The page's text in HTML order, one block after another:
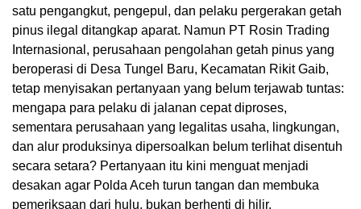
satu pengangkut, pengepul, dan pelaku pergerakan getah
pinus ilegal ditangkap aparat. Namun PT Rosin Trading
Internasional, perusahaan pengolahan getah pinus yang
beroperasi di Desa Tungel Baru, Kecamatan Rikit Gaib,
tetap menyisakan pertanyaan yang belum terjawab tuntas:
mengapa para pelaku di jalanan cepat diproses,
sementara perusahaan yang legalitas usaha, lingkungan,
dan alur produksinya dipersoalkan belum terlihat disentuh
secara setara? Pertanyaan itu kini menguat menjadi
desakan agar Polda Aceh turun tangan dan membuka
pemeriksaan dari hulu, bukan berhenti di hilir.